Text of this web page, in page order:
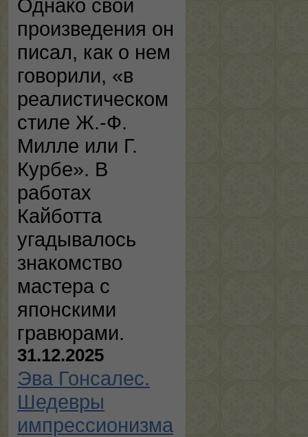
Однако свои
произведения он
писал, как о нем
говорили, «в
реалистическом
стиле Ж.-Ф.
Милле или Г.
Курбе». В
работах
Кайботта
угадывалось
знакомство
мастера с
японскими
гравюрами.
31.12.2025
Эва Гонсалес.
Шедевры
импрессионизма